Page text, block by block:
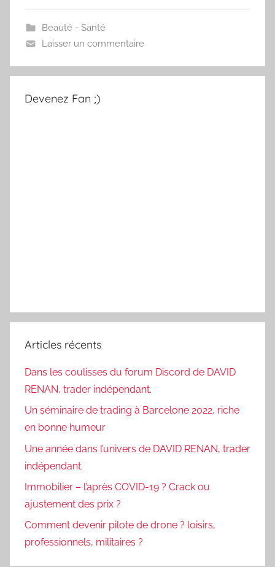
Beauté - Santé
Laisser un commentaire
Devenez Fan ;)
Articles récents
Dans les coulisses du forum Discord de DAVID
RENAN, trader indépendant.
Un séminaire de trading à Barcelone 2022, riche
en bonne humeur
Une année dans l’univers de DAVID RENAN, trader
indépendant.
Immobilier – l’après COVID-19 ? Crack ou
ajustement des prix ?
Comment devenir pilote de drone ? loisirs,
professionnels, militaires ?